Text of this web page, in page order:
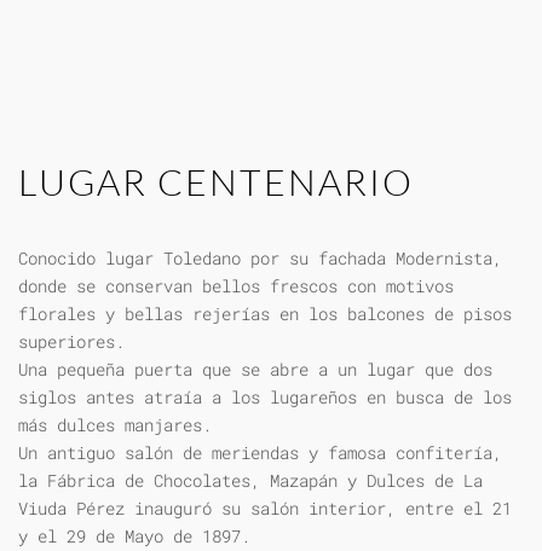
LUGAR CENTENARIO
Conocido lugar Toledano por su fachada Modernista,
donde se conservan bellos frescos con motivos
florales y bellas rejerías en los balcones de pisos
superiores.
Una pequeña puerta que se abre a un lugar que dos
siglos antes atraía a los lugareños en busca de los
más dulces manjares.
Un antiguo salón de meriendas y famosa confitería,
la Fábrica de Chocolates, Mazapán y Dulces de La
Viuda Pérez inauguró su salón interior, entre el 21
y el 29 de Mayo de 1897.